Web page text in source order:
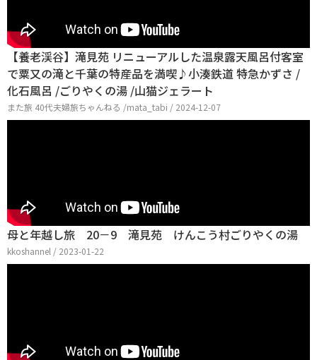
【養老渓谷】滝見苑 リニューアルした温泉露天風呂付客室
で粟又の滝と千葉の特産品を満喫♪小湊鉄道 特急かずさ /
化石風呂 /ごりやくの湯 /山猫ジェラート
また旅 40代夫婦旅ちゃんねる /mata_tabi / 2024-12-07
母と年越し旅 20－9 滝見苑 けんこう村ごりやくの湯
kkoshannel / 2023-01-22